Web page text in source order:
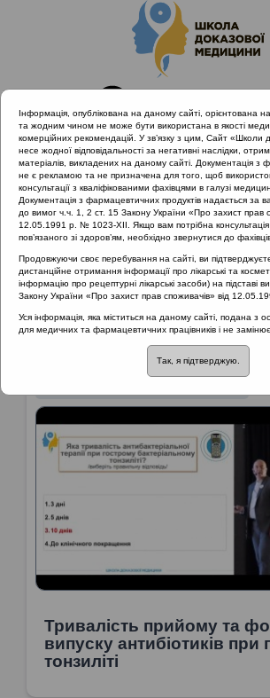
Головна
Матеріали за МКХ-11
12 Хвороби органів дихання
Матеріали за МКХ-11::12
дихання
Рубрика:
12 Хвороби органів дихання
Тривалість прийому та
випуску антибіотиків при
тонзиліті
Інформація, опублікована на даному сайті, орієнтована
та жодним чином не може бути використана в якості
комерційних рекомендацій. У зв’язку з цим, Сайт «Школи
несе жодної відповідальності за негативні наслідки,
матеріалів, викладених на даному сайті. Документація з
не є рекламою та не призначена для того, щоб
консультації з кваліфікованими фахівцями в галузі
Документація з фармацевтичних продуктів надається за
до вимог ч.ч. 1, 2 ст. 15 Закону України «Про захист прав
12.05.1991 р. № 1023-XII. Якщо вам потрібна консультація
пов’язаного зі здоров’ям, необхідно звернутися до
Продовжуючи своє перебування на сайті, ви
дистанційне отримання інформації про лікарські та
інформацію про рецептурні лікарські засоби) на підставі
Закону України «Про захист прав споживачів» від
Уся інформація, яка міститься на даному сайті, подана з
для медичних та фармацевтичних працівників і не замінює
Так, я підтверджую.